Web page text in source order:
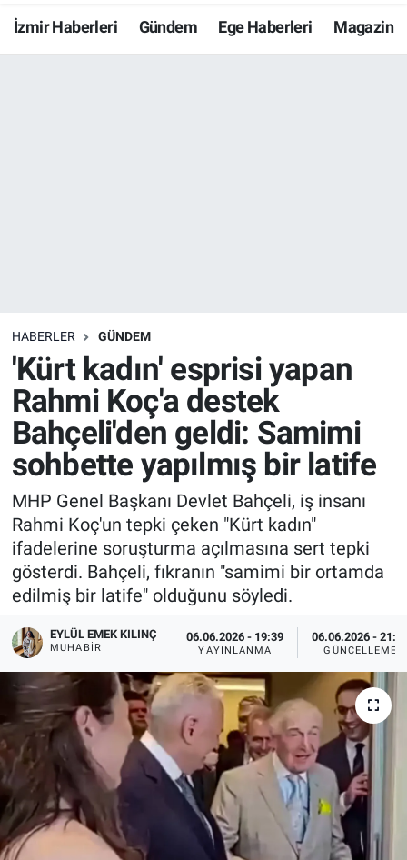
İzmir Haberleri Gündem Ege Haberleri Magazin
HABERLER GÜNDEM
'Kürt kadın' esprisi yapan
Rahmi Koç'a destek
Bahçeli'den geldi: Samimi
sohbette yapılmış bir latife
MHP Genel Başkanı Devlet Bahçeli, iş insanı
Rahmi Koç'un tepki çeken "Kürt kadın"
ifadelerine soruşturma açılmasına sert tepki
gösterdi. Bahçeli, fıkranın "samimi bir ortamda
edilmiş bir latife" olduğunu söyledi.
EYLÜL EMEK KILINÇ
MUHABIR
06.06.2026 - 19:39
YAYINLANMA
06.06.2026 -
GÜNCELLEME
Resmi İlanlar